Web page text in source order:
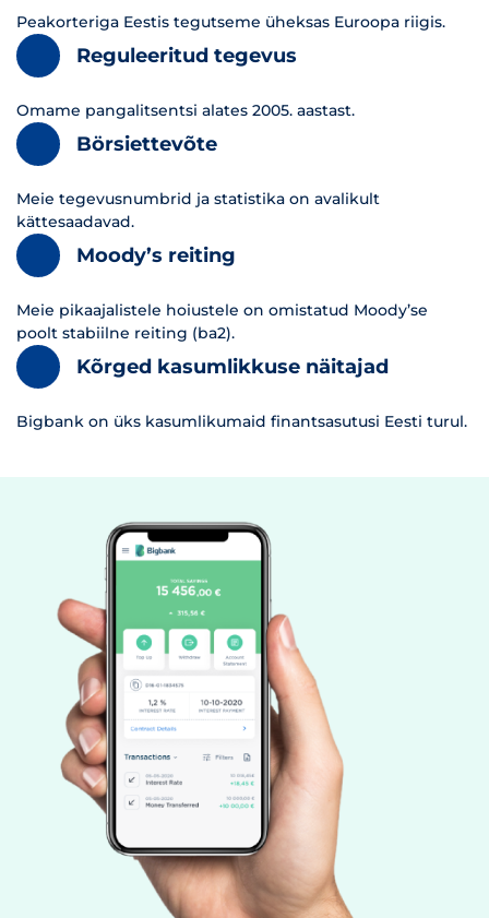
Peakorteriga Eestis tegutseme üheksas Euroopa riigis.
Reguleeritud tegevus
Omame pangalitsentsi alates 2005. aastast.
Börsiettevõte
Meie tegevusnumbrid ja statistika on avalikult
kättesaadavad.
Moody’s reiting
Meie pikaajalistele hoiustele on omistatud Moody’se
poolt stabiilne reiting (ba2).
Kõrged kasumlikkuse näitajad
Bigbank on üks kasumlikumaid finantsasutusi Eesti turul.